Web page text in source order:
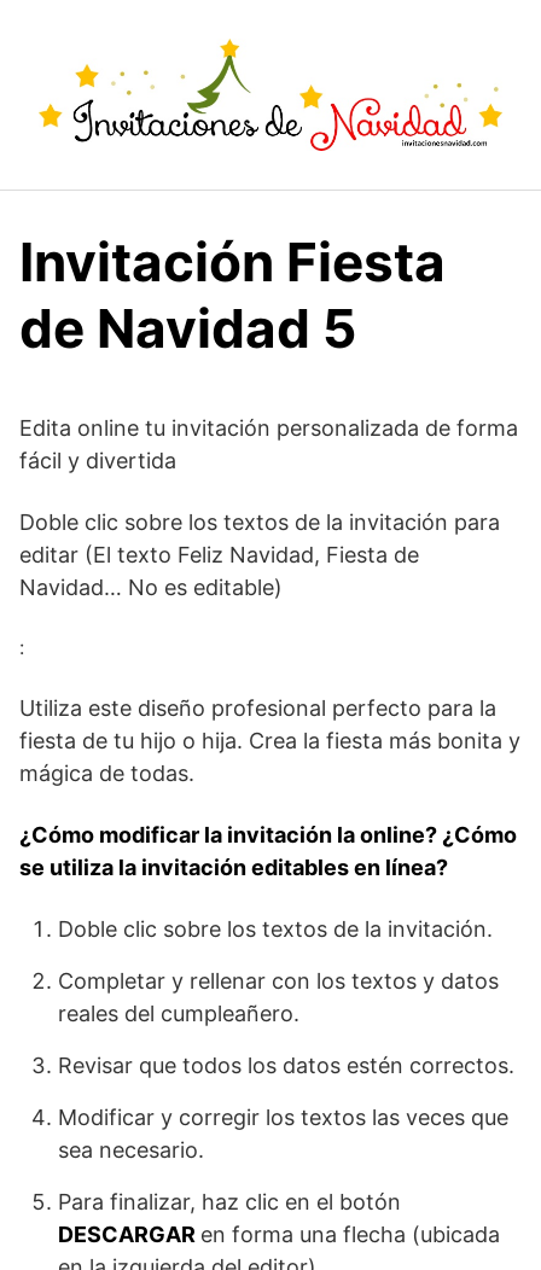
contenido
Invitación Fiesta
de Navidad 5
Edita online tu invitación personalizada de forma
fácil y divertida
Doble clic sobre los textos de la invitación para
editar (El texto Feliz Navidad, Fiesta de
Navidad… No es editable)
:
Utiliza este diseño profesional perfecto para la
fiesta de tu hijo o hija. Crea la fiesta más bonita y
mágica de todas.
¿Cómo modificar la invitación la online? ¿Cómo
se utiliza la invitación editables en línea?
Doble clic sobre los textos de la invitación.
Completar y rellenar con los textos y datos
reales del cumpleañero.
Revisar que todos los datos estén correctos.
Modificar y corregir los textos las veces que
sea necesario.
Para finalizar, haz clic en el botón
DESCARGAR en forma una flecha (ubicada